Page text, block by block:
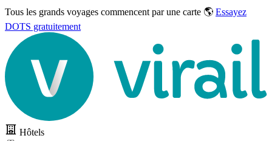
Tous les grands voyages commencent par une carte 🌎 Essayez
DOTS gratuitement
Hôtels